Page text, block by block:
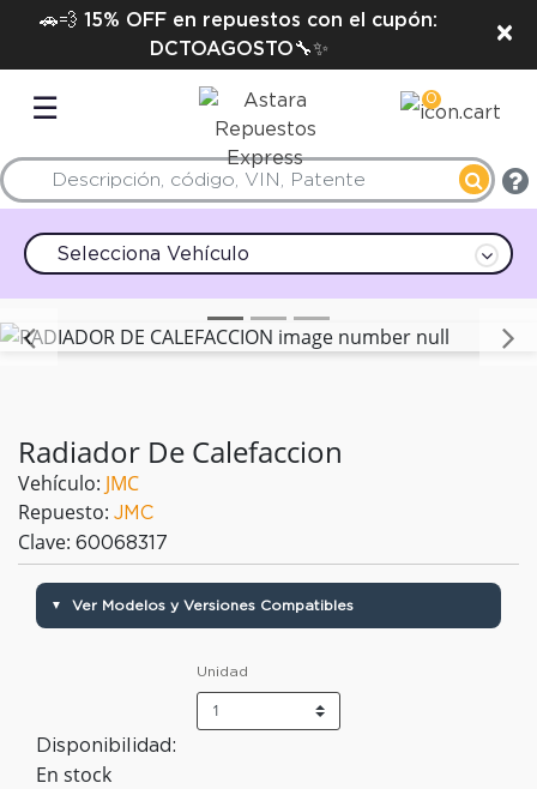
🚗💨 15% OFF en repuestos con el cupón:
DCTOAGOSTO🔧✨
×
☰ 0
Selecciona Vehículo
Anterior
Radiador De Calefaccion
Vehículo: JMC
Repuesto: JMC
Clave: 60068317
▼ Ver Modelos y Versiones Compatibles
Unidad
Disponibilidad:
En stock